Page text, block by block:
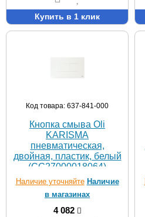
Купить в 1 клик
Код товара: 637-841-000
Кнопка смыва Oli
KARISMA
пневматическая,
двойная, пластик, белый
(CG27000018064)
Наличие уточняйте Наличие
в магазинах
4 082